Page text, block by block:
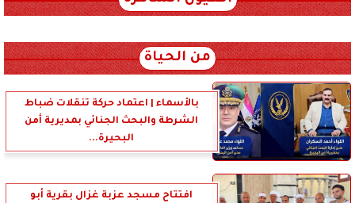
من الحياة
بالأسماء | اعتماد حركة تنقلات ضباط
الشرطة والبحث الجنائي بمديرية أمن
البحيرة...
افتتاح مسجد عزبة غزال بقرية أبو